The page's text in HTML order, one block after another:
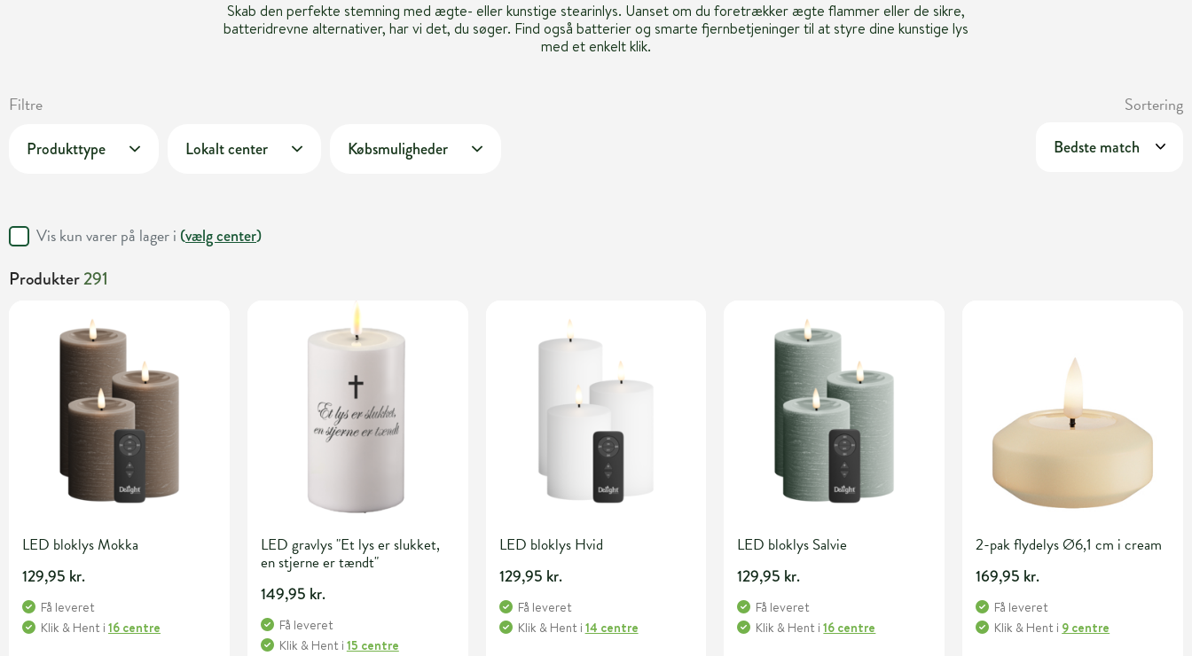
Skab den perfekte stemning med ægte- eller kunstige stearinlys. Uanset om du foretrækker ægte flammer eller de sikre,
batteridrevne alternativer, har vi det, du søger. Find også batterier og smarte fjernbetjeninger til at styre dine kunstige lys
med et enkelt klik.
Filtre Sortering
Produkttype Lokalt center Købsmuligheder
Vis kun varer på lager i (vælg center)
Produkter291
LED bloklys Mokka
129,95 kr.
Få leveret
Klik & Hent i 16 centre
LED gravlys "Et lys er slukket,
en stjerne er tændt"
149,95 kr.
Få leveret
Klik & Hent i 15 centre
LED bloklys Hvid
129,95 kr.
Få leveret
Klik & Hent i 14 centre
LED bloklys Salvie
129,95 kr.
Få leveret
Klik & Hent i16 centre
2-pak flydelys Ø6,1 cm i cream
169,95 kr.
Få leveret
Klik & Hent i 9 centre